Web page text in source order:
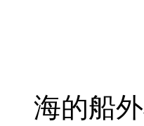
海的船